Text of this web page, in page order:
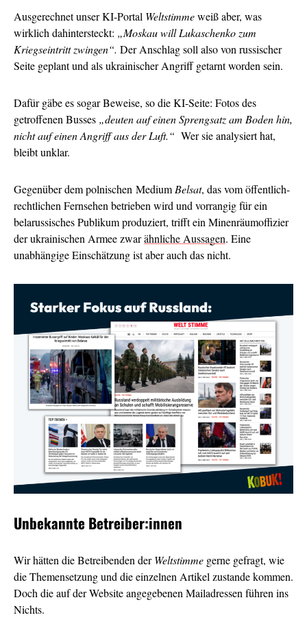
Ausgerechnet unser KI-Portal Weltstimmeweiß aber, was
wirklich dahintersteckt: „Moskau will Lukaschenko zum
Kriegseintritt zwingen“. Der Anschlag soll also von russischer
Seite geplant und als ukrainischer Angriff getarnt worden sein.
Dafür gäbe es sogar Beweise, so die KI-Seite: Fotos des
getroffenen Busses „deuten auf einen Sprengsatz am Boden hin,
nicht auf einen Angriff aus der Luft.“ Wer sie analysiert hat,
bleibt unklar.
Gegenüber dem polnischen Medium Belsat, das vom öffentlich-
rechtlichen Fernsehen betrieben wird und vorrangig für ein
belarussisches Publikum produziert, trifft ein Minenräumoffizier
der ukrainischen Armee zwarähnliche Aussagen. Eine
unabhängige Einschätzung ist aber auch das nicht.
Unbekannte Betreiber:innen
Wir hätten die Betreibenden derWeltstimme gerne gefragt, wie
die Themensetzung und die einzelnen Artikel zustande kommen.
Doch die auf der Website angegebenen Mailadressen führen ins
Nichts.